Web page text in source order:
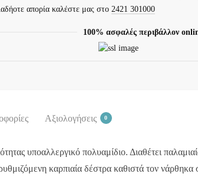
απορία καλέστε μας στο 2421 301000
100% ασφαλές περιβάλλον
Αξιολογήσεις 0
υποαλλεργικό πολυαμίδιο. Διαθέτει
καρπιαία δέστρα καθιστά τον νάρθηκα